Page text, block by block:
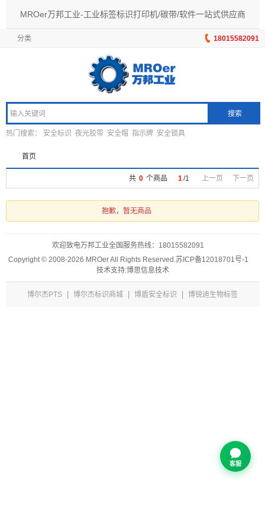
MROer万邦工业-工业标签标识打印机/碳带/软件一站式供应商
18015582091
分类
搜索
热门搜索： 安全标识 夜光胶带 安全帽 指示牌 安全锁具
首页
共 0 个商品 1 /1 上一页 下一页
抱歉，暂无商品
欢迎致电万邦工业全国服务热线： 18015582091
Copyright © 2008-2026 MROer All Rights Reserved. 苏ICP备12018701号-1
技术支持:博思信息技术
博尔杰PTS | 博尔杰标识商城 | 博盾安全标识 | 博锐迪生物标签
客服